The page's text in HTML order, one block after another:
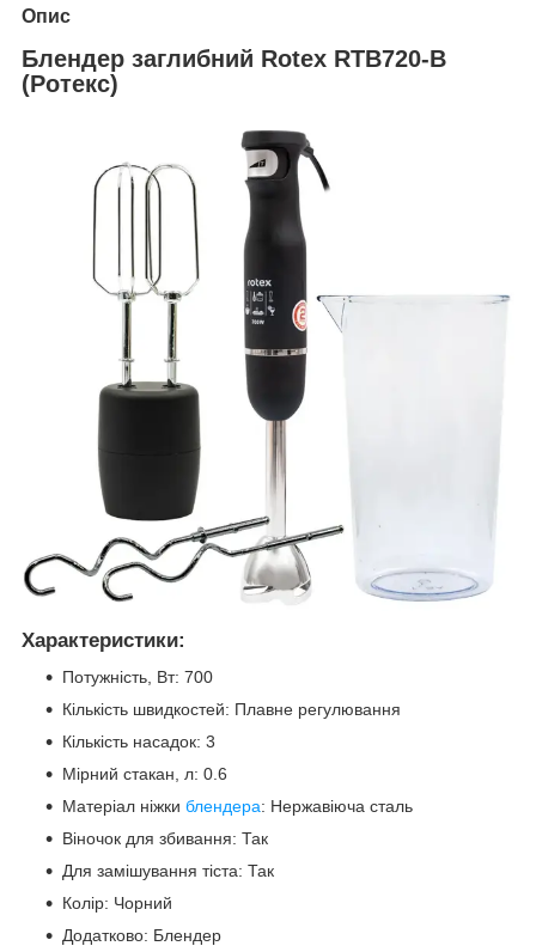
Опис
Блендер заглибний Rotex RTB720-B
(Ротекс)
Характеристики:
Потужність, Вт: 700
Кількість швидкостей: Плавне регулювання
Кількість насадок: 3
Мірний стакан, л: 0.6
Матеріал ніжки блендера: Нержавіюча сталь
Віночок для збивання: Так
Для замішування тіста: Так
Колір: Чорний
Додатково: Блендер